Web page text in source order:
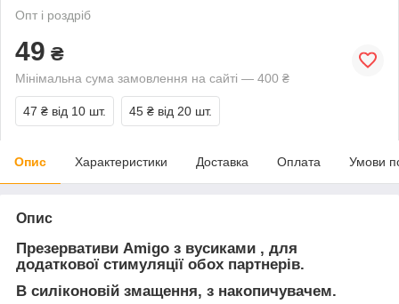
Опт і роздріб
49 ₴
Мінімальна сума замовлення на сайті — 400 ₴
47 ₴ від 10 шт. 45 ₴ від 20 шт.
Опис Характеристики Доставка Оплата Умови
Опис
Презервативи Amigo з вусиками , для
додаткової стимуляції обох партнерів.
В силіконовій змащення, з накопичувачем.